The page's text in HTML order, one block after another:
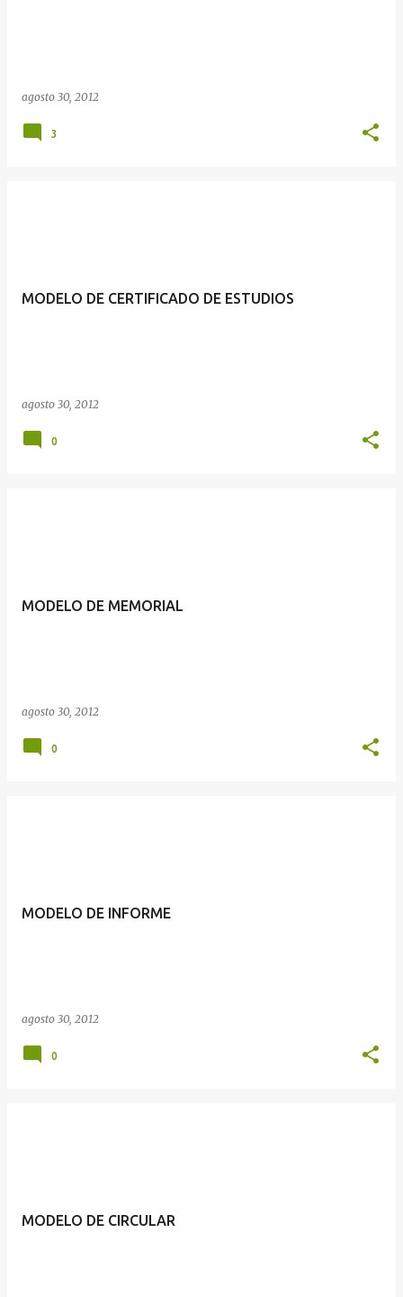
agosto 30, 2012
3
MODELO DE CERTIFICADO DE ESTUDIOS
agosto 30, 2012
0
MODELO DE MEMORIAL
agosto 30, 2012
0
MODELO DE INFORME
agosto 30, 2012
0
MODELO DE CIRCULAR